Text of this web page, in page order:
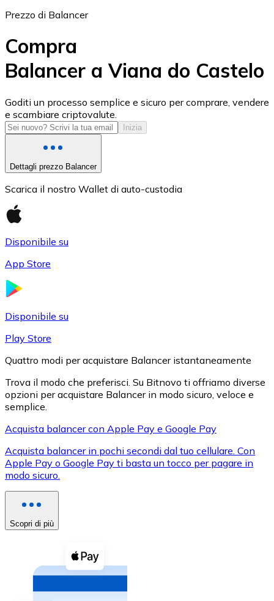
USD Coin
USDC
XRP
XRP
Vedi tutto
Buoni cripto
Acquista criptovalute in contanti e altri mezzi di
Acquista con contanti
Prezzo di Balancer
Compra
Balancer a Viana do Castelo
Goditi un processo semplice e sicuro per comprare, vendere
e scambiare criptovalute.
Inizia
Dettagli prezzo Balancer
Scarica il nostro Wallet di auto-custodia
Disponibile su
App Store
Disponibile su
Play Store
Quattro modi per acquistare Balancer istantaneamente
Trova il modo che preferisci. Su Bitnovo ti offriamo diverse
opzioni per acquistare Balancer in modo sicuro, veloce e
semplice.
Acquista balancer con Apple Pay e Google Pay
Acquista balancer in pochi secondi dal tuo cellulare. Con
Apple Pay o Google Pay ti basta un tocco per pagare in
modo sicuro.
Scopri di più